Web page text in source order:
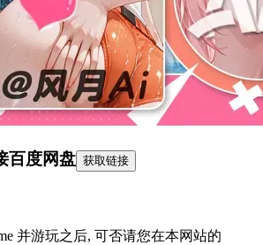
百度网盘 获取链接
并游玩之后, 可否请您在本网站的